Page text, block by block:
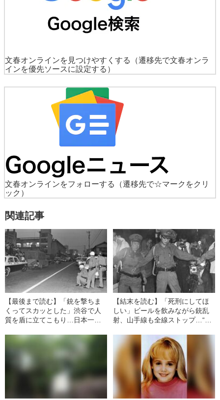
文春オンラインを見つけやすくする
（遷移先で文春オンラ
インを優先ソースに設定する）
文春オンラインをフォローする
（遷移先で☆マークをクリ
ック）
関連記事
【最後まで読む】「銃を撃ちま
くってスカッとした」渋谷で人
質を盾に立てこもり…日本一の
少年の犯行理由（昭和40年の事
【結末を読む】「死刑にしてほ
しい」ビールを飲みながら銃乱
射、山手線も全線ストップ…“銃
の『その後の人生』（昭和40年
の事件）